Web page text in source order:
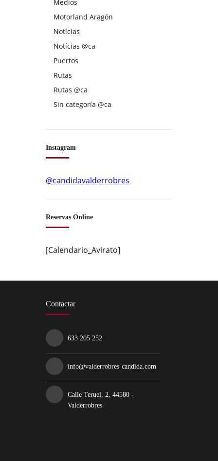
Medios
Motorland Aragón
Notícias
Notícias @ca
Puertos
Rutas
Rutas @ca
Sin categoría @ca
Instagram
@candidavalderrobres
Reservas Online
[Calendario_Avirato]
Contactar
633 205 252
info@valderrobres-candida.com
Calle Teruel, 2, 44580 -
Valderrobres